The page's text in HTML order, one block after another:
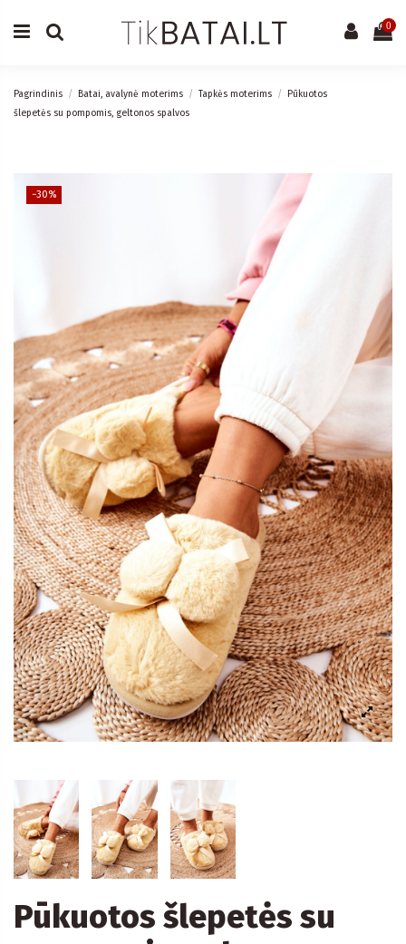
0
Pagrindinis Batai, avalynė moterims Tapkės moterims
Pūkuotos
šlepetės su pompomis, geltonos spalvos
−30%
Pūkuotos šlepetės su